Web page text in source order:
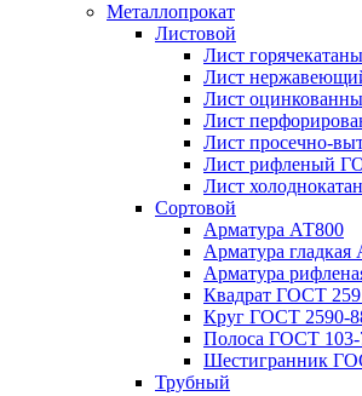
Металлопрокат
Листовой
Лист
Лист
Лист
Лист
Лист просечно-
Лист рифленый
Лист
Сортовой
Арматура АТ800
Арматура гладкая
Арматура
Квадрат ГОСТ
Круг ГОСТ 2590-
Полоса ГОСТ 103-
Шестигранник
Трубный